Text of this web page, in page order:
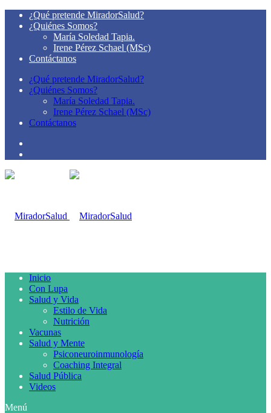
¿Qué pretende MiradorSalud?
¿Quiénes Somos?
María Soledad Tapia.
Irene Pérez Schael (MSc)
Contáctanos
¿Qué pretende MiradorSalud?
¿Quiénes Somos?
María Soledad Tapia.
Irene Pérez Schael (MSc)
Contáctanos
Inicio
Con Lupa
Salud y Vida
Estilo de Vida
Nutrición
Vacunas
Salud y Mente
Psiconeuroinmunología
Coaching Integral
Salud Pública
Videos
Menú